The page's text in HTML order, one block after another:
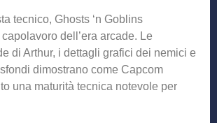
tecnico, Ghosts ‘n Goblins
dell’era arcade. Le
di Arthur, i dettagli grafici dei nemici e
dimostrano come Capcom
una maturità tecnica notevole per